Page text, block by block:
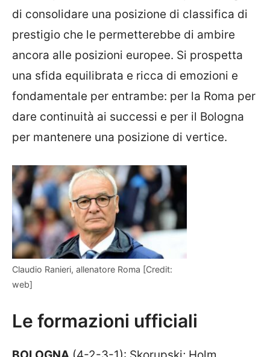
di consolidare una posizione di classifica di
prestigio che le permetterebbe di ambire
ancora alle posizioni europee. Si prospetta
una sfida equilibrata e ricca di emozioni e
fondamentale per entrambe: per la Roma per
dare continuità ai successi e per il Bologna
per mantenere una posizione di vertice.
Claudio Ranieri, allenatore Roma [Credit:
web]
Le formazioni ufficiali